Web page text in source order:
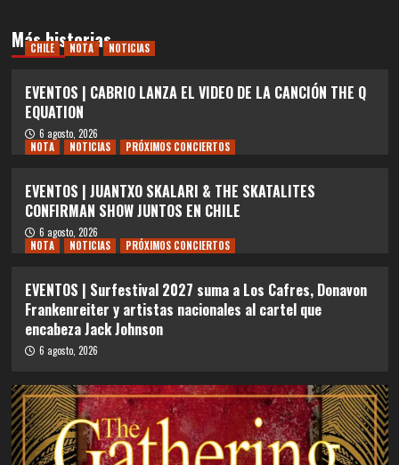
Más historias
CHILE NOTA NOTICIAS
EVENTOS | CABRIO LANZA EL VIDEO DE LA CANCIÓN THE Q
EQUATION
6 agosto, 2026
NOTA
NOTICIAS PRÓXIMOS CONCIERTOS
EVENTOS | JUANTXO SKALARI & THE SKATALITES
CONFIRMAN SHOW JUNTOS EN CHILE
6 agosto, 2026
NOTA
NOTICIAS PRÓXIMOS CONCIERTOS
EVENTOS | Surfestival 2027 suma a Los Cafres, Donavon
Frankenreiter y artistas nacionales al cartel que
encabeza Jack Johnson
6 agosto, 2026